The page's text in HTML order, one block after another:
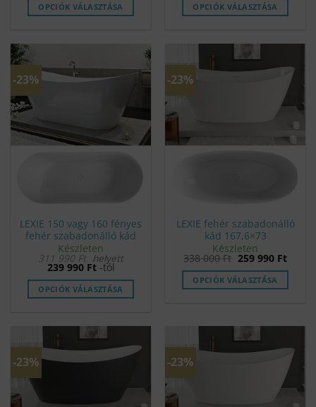
OPCIÓK VÁLASZTÁSA
több
variációja
változatok
a
termékoldalon
OPCIÓK VÁLASZTÁSA
több
termékoldalon
-23%
LEXIE 150 vagy 160 fényes
fehér szabadonálló kád
Készleten
311 990 Ft helyett
239 990 Ft-tól
OPCIÓK VÁLASZTÁSA
terméknek
több
variációja
-23%
LEXIE fehér szabadonálló
kád 167,6×73
Készleten
338 000Ft Original
was:
338
259 990 Ft
is:
259
OPCIÓK VÁLASZTÁSA
-23% -23%